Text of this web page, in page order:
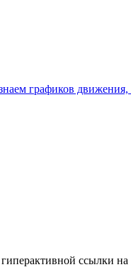
графиков движения,
ссылки